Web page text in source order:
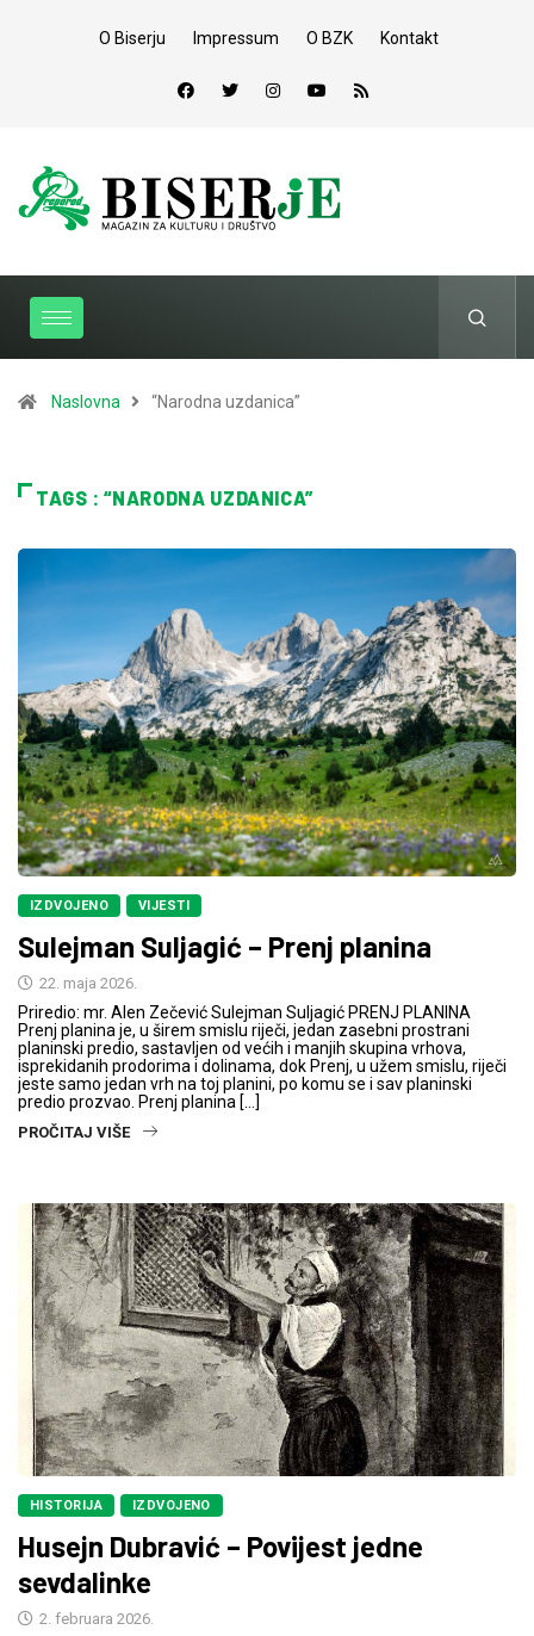
O Biserju Impressum O BZK Kontakt
Naslovna “Narodna uzdanica”
TAGS : “NARODNA UZDANICA”
IZDVOJENO VIJESTI
Sulejman Suljagić – Prenj planina
22. maja 2026.
Priredio: mr. Alen Zečević Sulejman Suljagić PRENJ PLANINA
Prenj planina je, u širem smislu riječi, jedan zasebni prostrani
planinski predio, sastavljen od većih i manjih skupina vrhova,
isprekidanih prodorima i dolinama, dok Prenj, u užem smislu, riječi
jeste samo jedan vrh na toj planini, po komu se i sav planinski
predio prozvao. Prenj planina […]
PROČITAJ VIŠE
HISTORIJA IZDVOJENO
Husejn Dubravić – Povijest jedne
sevdalinke
2. februara 2026.